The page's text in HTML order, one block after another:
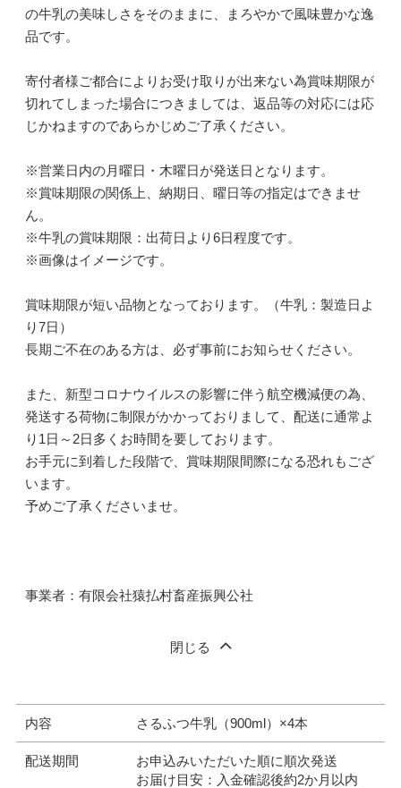
の牛乳の美味しさをそのままに、まろやかで風味豊かな逸
品です。
寄付者様ご都合によりお受け取りが出来ない為賞味期限が
切れてしまった場合につきましては、返品等の対応には応
じかねますのであらかじめご了承ください。
※営業日内の月曜日・木曜日が発送日となります。
※賞味期限の関係上、納期日、曜日等の指定はできませ
ん。
※牛乳の賞味期限：出荷日より6日程度です。
※画像はイメージです。
賞味期限が短い品物となっております。（牛乳：製造日よ
り7日）
長期ご不在のある方は、必ず事前にお知らせください。
また、新型コロナウイルスの影響に伴う航空機減便の為、
発送する荷物に制限がかかっておりまして、配送に通常よ
り1日～2日多くお時間を要しております。
お手元に到着した段階で、賞味期限間際になる恐れもござ
います。
予めご了承くださいませ。
事業者：有限会社猿払村畜産振興公社
閉じる
内容 さるふつ牛乳（900ml）×4本
配送期間
お申込みいただいた順に順次発送
お届け目安：入金確認後約2か月以内